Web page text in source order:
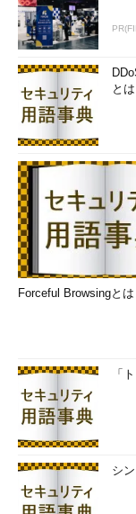
とは
Forceful Browsingとは
「
シ